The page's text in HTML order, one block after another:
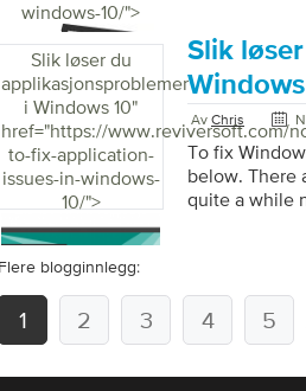
windows-10/">
på filmer,
frustrerende
tenker
med en ny.
Slik løser du
applikasjonsproblemer
i Windows 10"
href="https://www.reviversoft.com/
to-fix-application-
issues-in-windows-
10/">
Slik
Av Chris
To fix
below. There
quite a while
be listing
Step 1:
blogginnlegg:
1 2 3 4 5